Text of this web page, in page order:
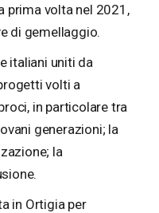
prima volta nel 2021,
di gemellaggio.
italiani uniti da
volti a
in particolare tra
generazioni; la
la
in Ortigia per